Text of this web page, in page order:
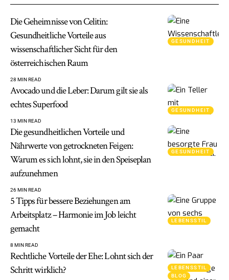
GESUNDHEIT
Die Geheimnisse von Celitin:
Gesundheitliche Vorteile aus
wissenschaftlicher Sicht für den
österreichischen Raum
28 MIN READ
GESUNDHEIT
Avocado und die Leber: Darum gilt sie als
echtes Superfood
13 MIN READ
GESUNDHEIT
Die gesundheitlichen Vorteile und
Nährwerte von getrockneten Feigen:
Warum es sich lohnt, sie in den Speiseplan
aufzunehmen
26 MIN READ
LEBENSSTIL
5 Tipps für bessere Beziehungen am
Arbeitsplatz – Harmonie im Job leicht
gemacht
8 MIN READ
LEBENSSTIL
BLOG
Rechtliche Vorteile der Ehe: Lohnt sich der
Schritt wirklich?